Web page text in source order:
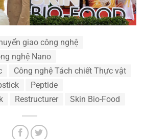
giao công nghệ
nghệ Nano
Công nghệ Tách chiết Thực vật
Peptide
Restructurer Skin Bio-Food